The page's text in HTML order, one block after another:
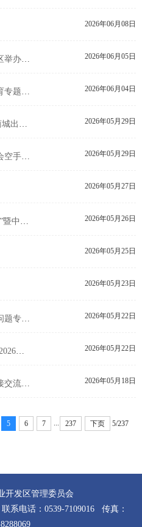
2026年06月08日
● 【干部作风能力提升年】高新区举办年轻干部专题辅导报告会 2026年06月05日
● 树立和践行正确政绩观学习教育专题调度会暨全区警示教育会召开 2026年06月04日
● 市侨联到我区开展“百团千企 商城出海”专题调研 2026年05月29日
● 张潇梦带队到高新区督导省运会空手道赛事保障工作 2026年05月29日
2026年05月27日
● 临沂高新区举行“民法典进校园”暨中小学法治副校长集中聘任仪式 2026年05月26日
2026年05月25日
2026年05月23日
● 高新区开展食品安全领域突出问题专项督导调研 2026年05月22日
● 沂蒙精神代代传·与人民同行丨2026临沂市新时代文明实践文艺志愿服务活动启幕 2026年05月22日
● 临沂市电子信息产业链产才对接交流会暨科技专员入高新活动举办 2026年05月18日
5 6 7 ... 237 下页 5/237
开发区管理委员会
系电话：0539-7109016 传真：